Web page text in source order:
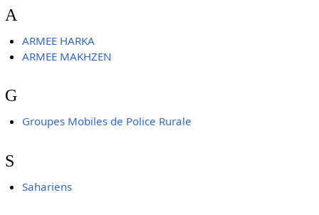
A
ARMEE HARKA
ARMEE MAKHZEN
G
Groupes Mobiles de Police Rurale
S
Sahariens